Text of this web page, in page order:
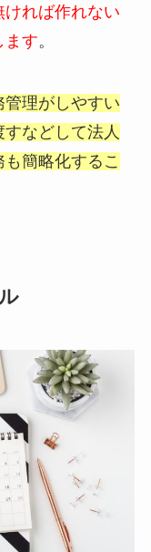
れば作れない
ます。
理がしやすい
などして法人
簡略化するこ